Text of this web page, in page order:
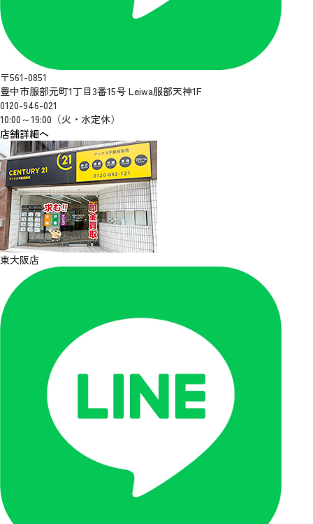
〒561-0851
豊中市服部元町1丁目3番15号 Leiwa服部天神1F
0120-946-021
10:00～19:00（火・水定休）
店舗詳細へ
東大阪店